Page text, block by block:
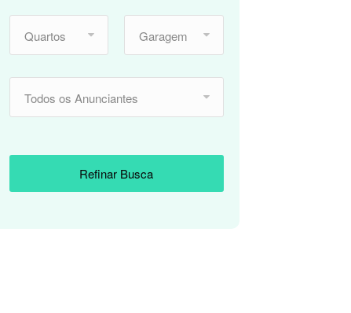
Quartos Garagem
Todos os Anunciantes
Refinar Busca